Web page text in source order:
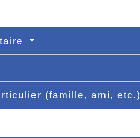
(famille, ami, etc.)